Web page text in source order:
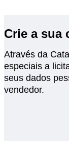
Crie a sua
Através da
especiais a
seus dados
vendedor.